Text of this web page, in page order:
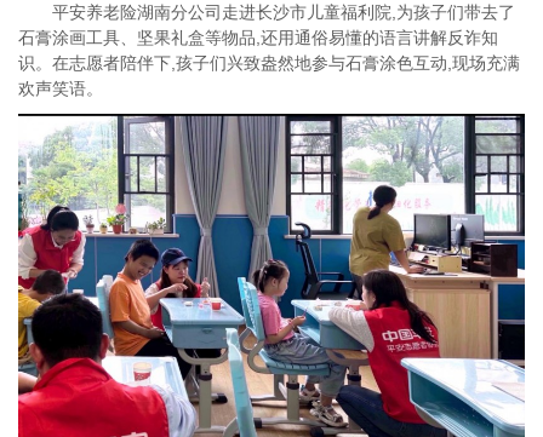
平安养老险湖南分公司走进长沙市儿童福利院,为孩子们带去了
石膏涂画工具、坚果礼盒等物品,还用通俗易懂的语言讲解反诈知
识。在志愿者陪伴下,孩子们兴致盎然地参与石膏涂色互动,现场充满
欢声笑语。